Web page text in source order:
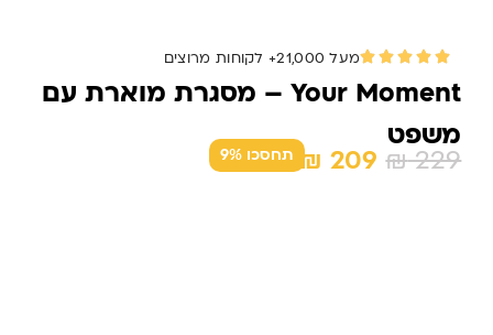
מעל 21,000+ לקוחות מרוצים
Your Moment – מסגרת מוארת עם
משפט
₪229 המחיר
₪ 209 המחיר
תחסכו 9%